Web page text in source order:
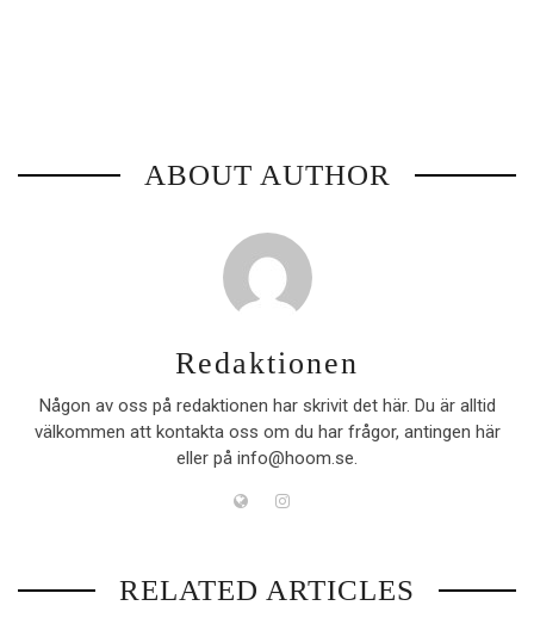
ABOUT AUTHOR
Redaktionen
Någon av oss på redaktionen har skrivit det här. Du är alltid
välkommen att kontakta oss om du har frågor, antingen här
eller på info@hoom.se.
RELATED ARTICLES